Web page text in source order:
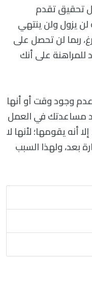
تحقيق تقدم
يزول ولن ينتهي
ربما لن تحصل على
للمراهنة على أنك
عدم وجود وقت أو أنها
مساعدتك في العمل
أنه يقومها؛ لأنها لا
بعد، ولهذا السبب